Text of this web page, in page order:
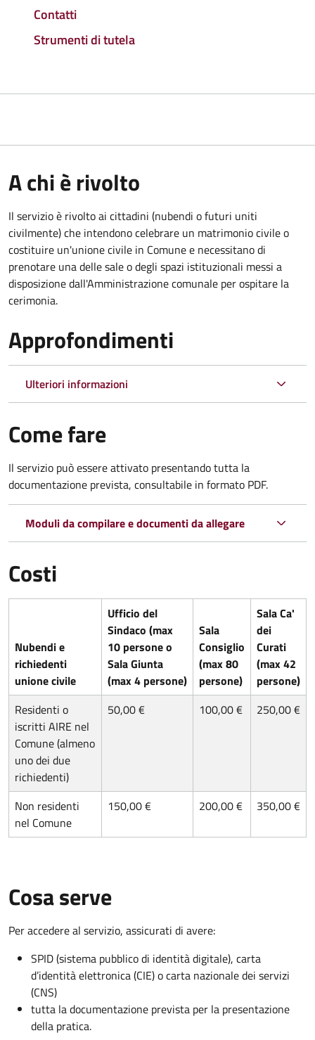
Contatti
Strumenti di tutela
A chi è rivolto
Il servizio è rivolto ai cittadini (nubendi o futuri uniti
civilmente) che intendono celebrare un matrimonio civile o
costituire un'unione civile in Comune e necessitano di
prenotare una delle sale o degli spazi istituzionali messi a
disposizione dall'Amministrazione comunale per ospitare la
cerimonia.
Approfondimenti
Ulteriori informazioni
Come fare
Il servizio può essere attivato presentando tutta la
documentazione prevista, consultabile in formato PDF.
Moduli da compilare e documenti da allegare
Costi
Nubendi e
richiedenti
unione civile
Ufficio del
Sindaco (max
10 persone o
Sala Giunta
(max 4 persone)
Sala
Consiglio
(max 80
persone)
Sala Ca'
dei
Curati
(max 42
persone)
Residenti o
iscritti AIRE nel
Comune (almeno
uno dei due
richiedenti)
50,00 € 100,00 € 250,00 €
Non residenti
nel Comune
150,00 € 200,00 € 350,00 €
Cosa serve
Per accedere al servizio, assicurati di avere:
SPID (sistema pubblico di identità digitale), carta
d’identità elettronica (CIE) o carta nazionale dei servizi
(CNS)
tutta la documentazione prevista per la presentazione
della pratica.